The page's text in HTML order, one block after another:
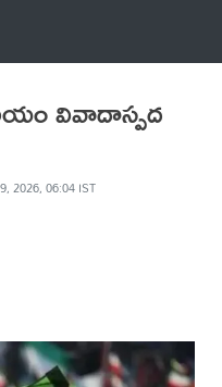
వివాదాస్పద
2026, 06:04 IST